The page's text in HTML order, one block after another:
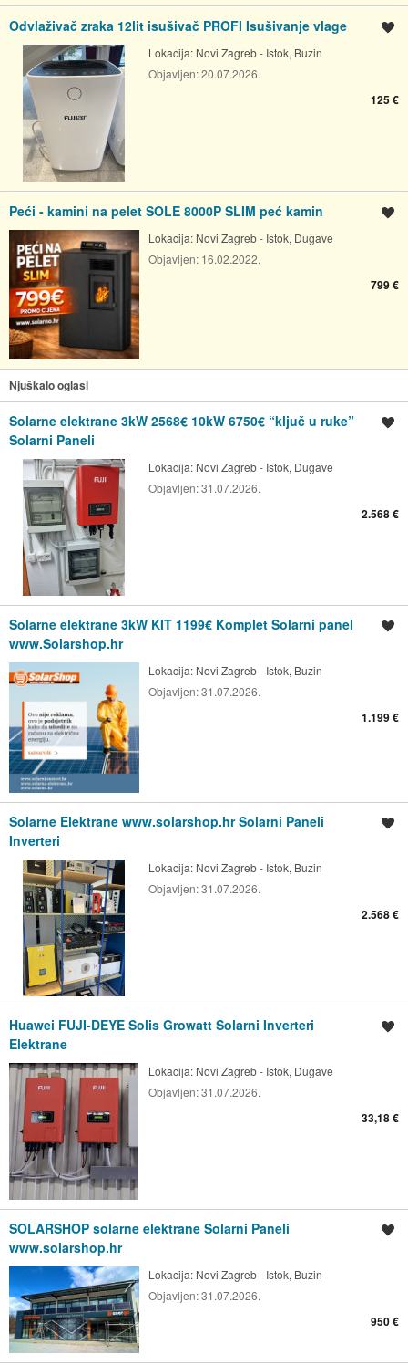
Odvlaživač zraka 12lit isušivač PROFI Isušivanje vlage
Lokacija: Novi Zagreb - Istok, Buzin
Objavljen:20.07.2026.
125 €
Peći - kamini na pelet SOLE 8000P SLIM peć kamin
Lokacija: Novi Zagreb - Istok, Dugave
Objavljen: 16.02.2022.
799 €
Njuškalo oglasi
Solarne elektrane 3kW 2568€ 10kW 6750€ “ključ u ruke”
Solarni Paneli
Lokacija: Novi Zagreb - Istok, Dugave
Objavljen:31.07.2026.
2.568 €
Solarne elektrane 3kW KIT 1199€ Komplet Solarni panel
www.Solarshop.hr
Lokacija: Novi Zagreb - Istok, Buzin
Objavljen:31.07.2026.
1.199 €
Solarne Elektrane www.solarshop.hr Solarni Paneli
Inverteri
Lokacija: Novi Zagreb - Istok, Buzin
Objavljen:31.07.2026.
2.568 €
Huawei FUJI-DEYE Solis Growatt Solarni Inverteri
Elektrane
Lokacija: Novi Zagreb - Istok, Dugave
Objavljen:31.07.2026.
33,18 €
SOLARSHOP solarne elektrane Solarni Paneli
www.solarshop.hr
Lokacija: Novi Zagreb - Istok, Buzin
Objavljen:31.07.2026.
950 €